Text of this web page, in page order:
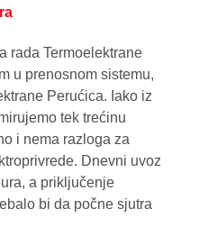
rada Termoelektrane
u prenosnom sistemu,
Perućica. Iako iz
tek trećinu
i nema razloga za
Dnevni uvoz
a priključenje
bi da počne sjutra